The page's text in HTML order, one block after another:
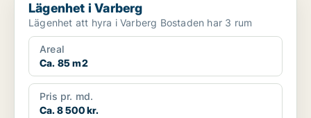
Lägenhet i Varberg
Lägenhet att hyra i Varberg Bostaden har 3 rum
Areal
Ca. 85 m2
Pris pr. md.
Ca. 8 500 kr.